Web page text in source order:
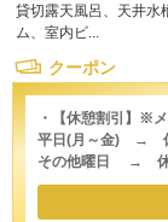
貸切露天風呂、天井水
ム、室内ビ...
クーポン
・【休憩割引】※
平日(月～金) →
その他曜日 → 休